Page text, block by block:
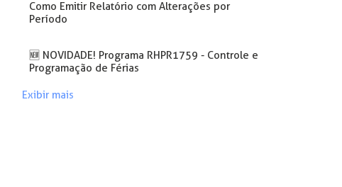
Como Emitir Relatório com Alterações por
Período
🆕 NOVIDADE! Programa RHPR1759 - Controle e
Programação de Férias
Exibir mais